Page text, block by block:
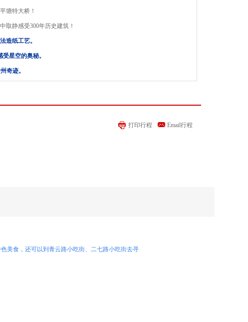
塘特大桥！
取静感受300年历史建筑！
纸工艺。
空的奥秘。
迹。
打印行程 Email行程
美食，还可以到青云路小吃街、二七路小吃街去寻